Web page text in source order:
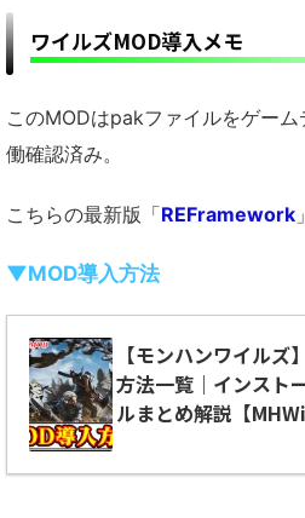
ワイルズMOD導入メモ
このMODはpakファイルをゲー
働確認済み。
こちらの最新版「REFramework
▼MOD導入方法
【モンハンワイルズ
方法一覧｜インスト
ルまとめ解説【